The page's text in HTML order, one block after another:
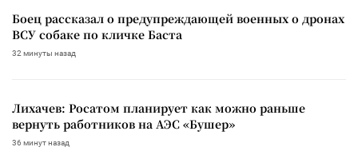
Боец рассказал о предупреждающей военных о дронах
ВСУ собаке по кличке Баста
32 минуты назад
Лихачев: Росатом планирует как можно раньше
вернуть работников на АЭС «Бушер»
36 минут назад